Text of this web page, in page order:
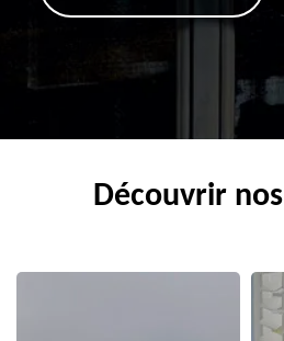
Découvrir